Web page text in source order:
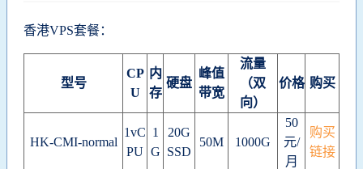
香港VPS套餐：
型号
CP
U
内
存
硬盘
峰值
带宽
流量
（双
向）
价格 购买
HK-CMI-normal
1vC
PU
1
G
20G
SSD
50M 1000G
50
元/
月
购买
链接